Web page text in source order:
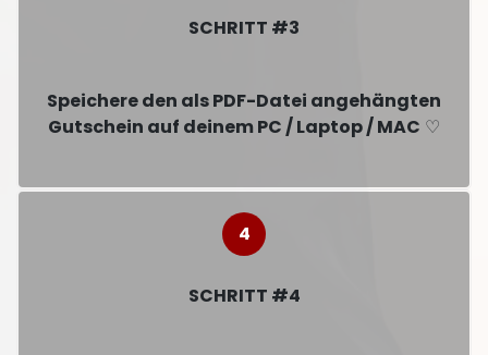
SCHRITT #3
Speichere den als PDF-Datei angehängten
Gutschein auf deinem PC / Laptop / MAC ♡
SCHRITT #4